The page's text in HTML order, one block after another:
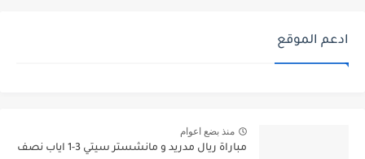
ادعم الموقع
منذ بضع اعوام
مباراة ريال مدريد و مانشستر سيتي 3-1 اياب نصف